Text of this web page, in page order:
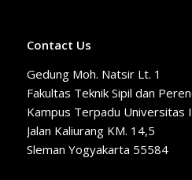
Contact Us
Gedung Moh. Natsir Lt. 1
Fakultas Teknik Sipil dan
Kampus Terpadu Universitas
Jalan Kaliurang KM. 14,5
Sleman Yogyakarta 55584